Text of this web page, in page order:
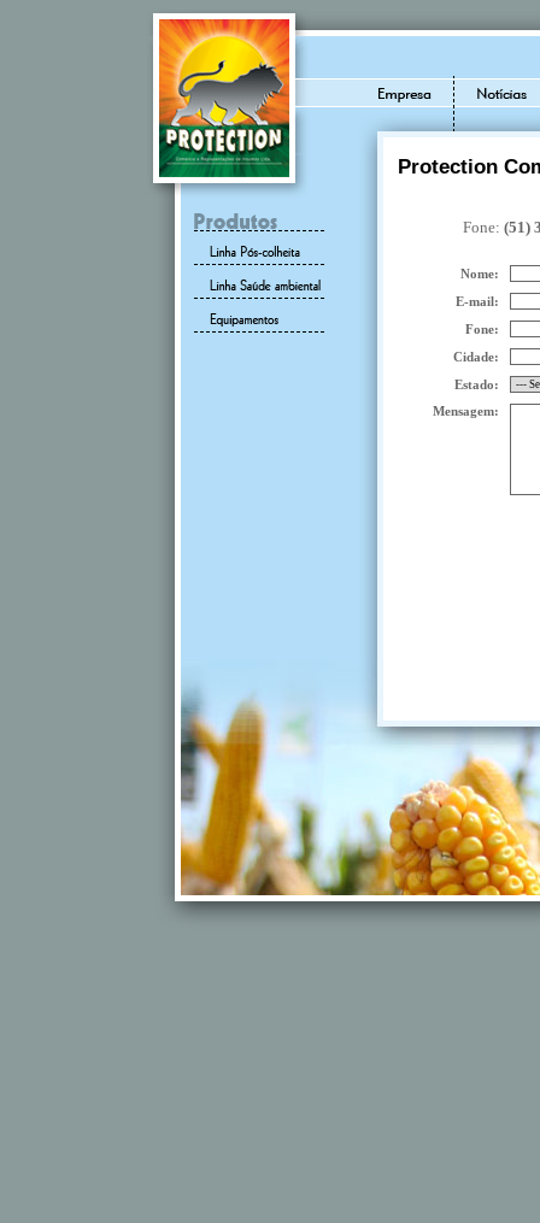
Protection
Fone: (51)
Nome:
E-mail:
Fone:
Cidade:
Estado:
Mensagem: